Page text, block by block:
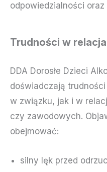
odpowiedzialności
Trudności w
DDA Dorosłe Dzieci
doświadczają
w związku, jak i w
czy zawodowych.
obejmować:
silny lęk przed